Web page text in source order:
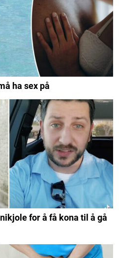
ha sex på
for å få kona til å gå